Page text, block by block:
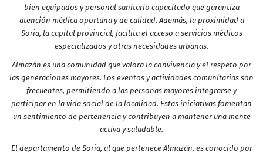
bien equipados y personal sanitario capacitado que garantiza
atención médica oportuna y de calidad. Además, la proximidad a
Soria, la capital provincial, facilita el acceso a servicios médicos
especializados y otras necesidades urbanas.
Almazán es una comunidad que valora la convivencia y el respeto por
las generaciones mayores. Los eventos y actividades comunitarias son
frecuentes, permitiendo a las personas mayores integrarse y
participar en la vida social de la localidad. Estas iniciativas fomentan
un sentimiento de pertenencia y contribuyen a mantener una mente
activa y saludable.
El departamento de Soria, al que pertenece Almazán, es conocido por